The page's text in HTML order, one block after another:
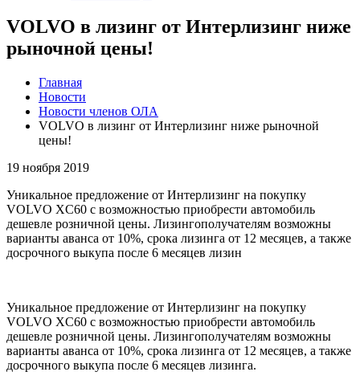
VOLVO в лизинг от Интерлизинг ниже
рыночной цены!
Главная
Новости
Новости членов ОЛА
VOLVO в лизинг от Интерлизинг ниже рыночной
цены!
19 ноября 2019
Уникальное предложение от Интерлизинг на покупку
VOLVO XC60 с возможностью приобрести автомобиль
дешевле розничной цены. Лизингополучателям возможны
варианты аванса от 10%, срока лизинга от 12 месяцев, а также
досрочного выкупа после 6 месяцев лизин
Уникальное предложение от Интерлизинг на покупку
VOLVO XC60 с возможностью приобрести автомобиль
дешевле розничной цены. Лизингополучателям возможны
варианты аванса от 10%, срока лизинга от 12 месяцев, а также
досрочного выкупа после 6 месяцев лизинга.